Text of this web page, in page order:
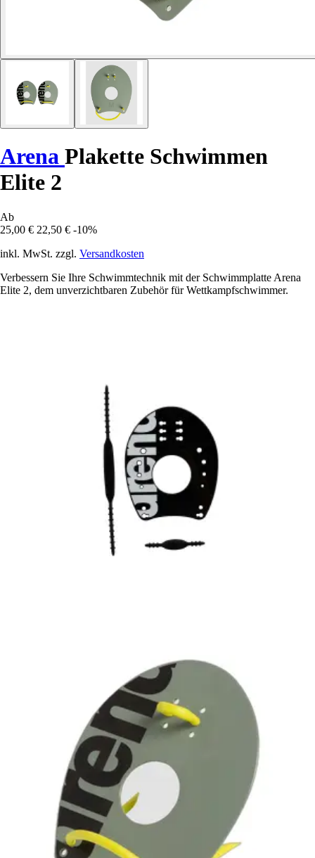
Arena Plakette Schwimmen
Elite 2
Ab
25,00 € 22,50 € -10%
inkl. MwSt. zzgl. Versandkosten
Verbessern Sie Ihre Schwimmtechnik mit der Schwimmplatte Arena
Elite 2, dem unverzichtbaren Zubehör für Wettkampfschwimmer.